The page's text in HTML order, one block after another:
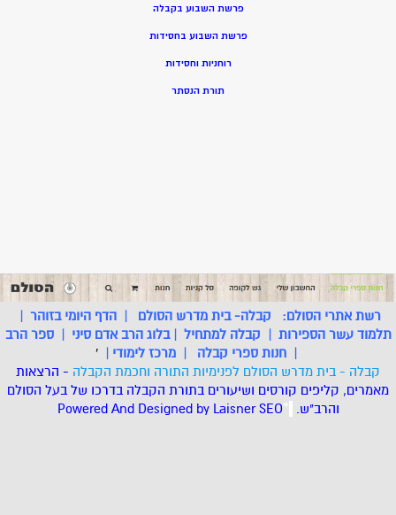
פרשת השבוע בקבלה
פרשת השבוע בחסידות
רוחניות וחסידות
תורת הנסתר
רשת אתרי הסולם: קבלה- בית מדרש הסולם |הדף היומי בזוהר
תלמוד עשר הספירות
קבלה למתחיל |בלוג הרב אדם סיני |ספר הרב
חנות ספרי קבלה מרכז לימודי
'
קבלה - בית מדרש הסולם לפנימיות התורה וחכמת הקבלה - הרצאות
מאמרים, קליפים קורסים ושיעורים בתורת הקבלה בדרכו של בעל הסולם
והרב"ש. *
Powered And Designed by LaisnerSEO